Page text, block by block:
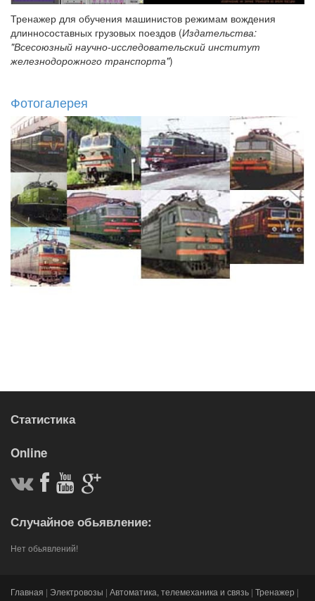
Тренажер для обучения машинистов режимам вождения
длинносоставных грузовых поездов (Издательства:
"Всесоюзный научно-исследовательский институт
железнодорожного транспорта")
Фотогалерея
Статистика
Online
Случайное обьявление:
Нет обьявлений!
Главная | Электровозы | Автоматика, телемеханика и связь | Тренажер |